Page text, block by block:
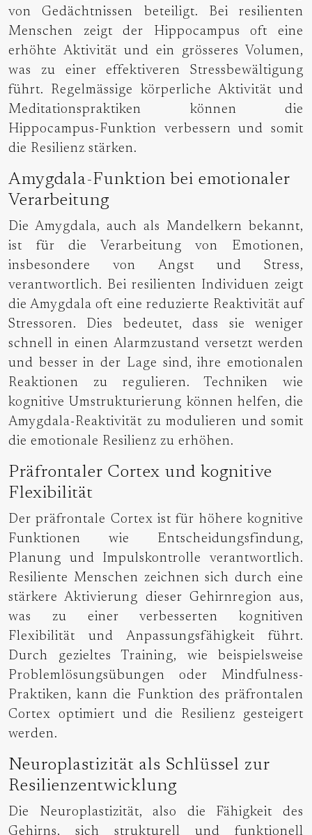
von Gedächtnissen beteiligt. Bei resilienten
Menschen zeigt der Hippocampus oft eine
erhöhte Aktivität und ein grösseres Volumen,
was zu einer effektiveren Stressbewältigung
führt. Regelmässige körperliche Aktivität und
Meditationspraktiken können die
Hippocampus-Funktion verbessern und somit
die Resilienz stärken.
Amygdala-Funktion bei emotionaler
Verarbeitung
Die Amygdala, auch als Mandelkern bekannt,
ist für die Verarbeitung von Emotionen,
insbesondere von Angst und Stress,
verantwortlich. Bei resilienten Individuen zeigt
die Amygdala oft eine reduzierte Reaktivität auf
Stressoren. Dies bedeutet, dass sie weniger
schnell in einen Alarmzustand versetzt werden
und besser in der Lage sind, ihre emotionalen
Reaktionen zu regulieren. Techniken wie
kognitive Umstrukturierung können helfen, die
Amygdala-Reaktivität zu modulieren und somit
die emotionale Resilienz zu erhöhen.
Präfrontaler Cortex und kognitive
Flexibilität
Der präfrontale Cortex ist für höhere kognitive
Funktionen wie Entscheidungsfindung,
Planung und Impulskontrolle verantwortlich.
Resiliente Menschen zeichnen sich durch eine
stärkere Aktivierung dieser Gehirnregion aus,
was zu einer verbesserten kognitiven
Flexibilität und Anpassungsfähigkeit führt.
Durch gezieltes Training, wie beispielsweise
Problemlösungsübungen oder Mindfulness-
Praktiken, kann die Funktion des präfrontalen
Cortex optimiert und die Resilienz gesteigert
werden.
Neuroplastizität als Schlüssel zur
Resilienzentwicklung
Die Neuroplastizität, also die Fähigkeit des
Gehirns, sich strukturell und funktionell